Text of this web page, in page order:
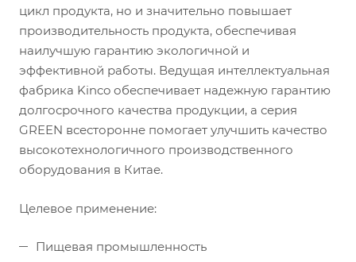
цикл продукта, но и значительно повышает
производительность продукта, обеспечивая
наилучшую гарантию экологичной и
эффективной работы. Ведущая интеллектуальная
фабрика Kinco обеспечивает надежную гарантию
долгосрочного качества продукции, а серия
GREEN всесторонне помогает улучшить качество
высокотехнологичного производственного
оборудования в Китае.
Целевое применение:
Пищевая промышленность